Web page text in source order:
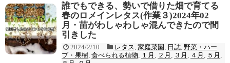
誰でもできる、勢いで借りた畑で育てる
春のロメインレタス(作業３)2024年02
月・苗がわしゃわしゃ混んできたので間
引きした
2024/2/10 レタス 家庭菜園 日誌, 野菜・ハー
ブ・果樹 食べられる植物 １月 ２月 ３月 ４月 ５月